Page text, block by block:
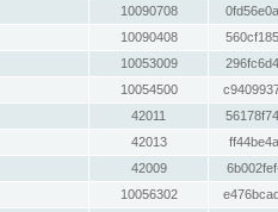
10090708
10090408
10053009
10054500
42011
42013
42009
10056302